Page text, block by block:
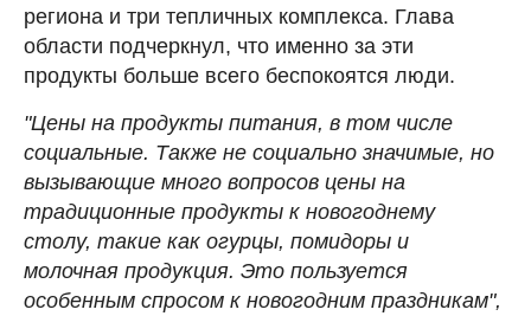
региона и три тепличных комплекса. Глава
области подчеркнул, что именно за эти
продукты больше всего беспокоятся люди.
"Цены на продукты питания, в том числе
социальные. Также не социально значимые, но
вызывающие много вопросов цены на
традиционные продукты к новогоднему
столу, такие как огурцы, помидоры и
молочная продукция. Это пользуется
особенным спросом к новогодним праздникам",